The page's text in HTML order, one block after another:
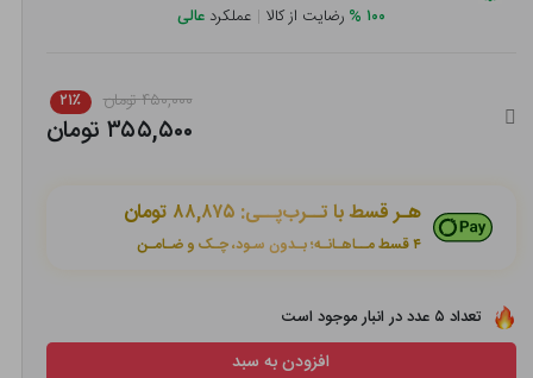
۱۰۰ % رضایت از کالا | عملکرد عالی
۴۵۰,۰۰۰ تومان ۲۱٪
۳۵۵,۵۰۰ تومان
هـر قسط با تــرب‌پــی: ۸۸,۸۷۵ تومان
۴ قسط مــاهـانـه؛ بـدون سـود، چـک و ضـامـن
تعداد ۵ عدد در انبار موجود است
افزودن به سبد